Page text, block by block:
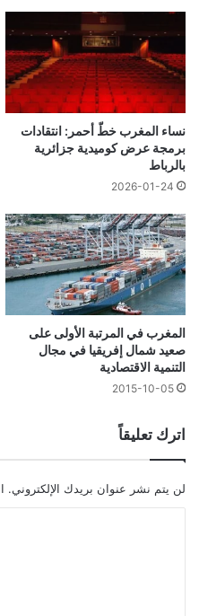
نساء المغرب خطّ أحمر: انتقادات
برمجة عرض كوميدية جزائرية
بالرباط
2026-01-24
المغرب في المرتبة الأولى على
صعيد شمال إفريقيا في مجال
التنمية الاقتصادية
2015-10-05
اترك تعليقاً
لن يتم نشر عنوان بريدك الإلكتروني.